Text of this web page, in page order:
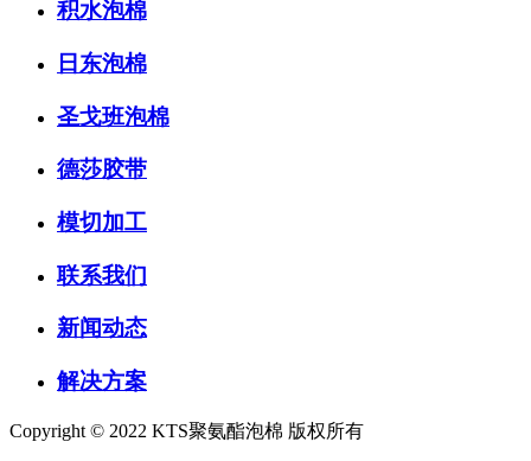
积水泡棉
日东泡棉
圣戈班泡棉
德莎胶带
模切加工
联系我们
新闻动态
解决方案
Copyright © 2022 KTS聚氨酯泡棉 版权所有